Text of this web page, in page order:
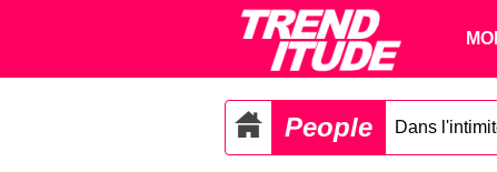
People Dans